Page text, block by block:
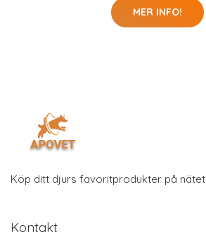
MER INFO!
Köp ditt djurs favoritprodukter på nätet
Kontakt